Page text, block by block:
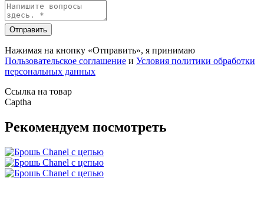
Отправить
Нажимая на кнопку «Отправить», я принимаю
Пользовательское соглашение и Условия политики обработки
персональных данных
Ссылка на товар
Captha
Рекомендуем посмотреть